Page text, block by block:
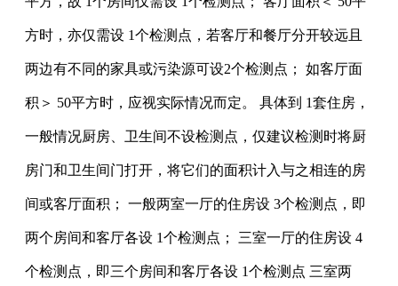
方时，亦仅需设 1个检测点，若客厅和餐厅分开较远且
两边有不同的家具或污染源可设2个检测点； 如客厅面
积＞ 50平方时，应视实际情况而定。 具体到 1套住房，
一般情况厨房、卫生间不设检测点，仅建议检测时将厨
房门和卫生间门打开，将它们的面积计入与之相连的房
间或客厅面积； 一般两室一厅的住房设 3个检测点，即
两个房间和客厅各设 1个检测点； 三室一厅的住房设 4
个检测点，即三个房间和客厅各设 1个检测点 三室两